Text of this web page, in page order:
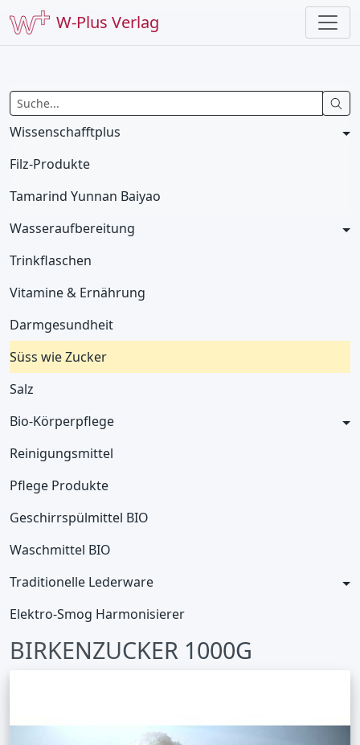
W-Plus Verlag
Wissenschafftplus
Filz-Produkte
Tamarind Yunnan Baiyao
Wasseraufbereitung
Trinkflaschen
Vitamine & Ernährung
Darmgesundheit
Süss wie Zucker
Salz
Bio-Körperpflege
Reinigungsmittel
Pflege Produkte
Geschirrspülmittel BIO
Waschmittel BIO
Traditionelle Lederware
Elektro-Smog Harmonisierer
BIRKENZUCKER 1000G